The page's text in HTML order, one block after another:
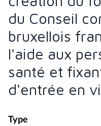
du Conseil
bruxellois
l'aide aux
santé et
d'entrée en
Type